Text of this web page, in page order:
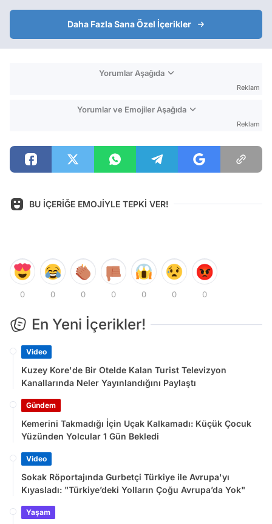
Daha Fazla Sana Özel İçerikler
Yorumlar Aşağıda
Reklam
Yorumlar ve Emojiler Aşağıda
Reklam
BU İÇERİĞE EMOJİYLE TEPKİ VER!
0 0 0 0 0 0 0
En Yeni İçerikler!
Video
Kuzey Kore'de Bir Otelde Kalan Turist Televizyon
Kanallarında Neler Yayınlandığını Paylaştı
Gündem
Kemerini Takmadığı İçin Uçak Kalkamadı: Küçük Çocuk
Yüzünden Yolcular 1 Gün Bekledi
Video
Sokak Röportajında Gurbetçi Türkiye ile Avrupa'yı
Kıyasladı: "Türkiye’deki Yolların Çoğu Avrupa’da Yok"
Yaşam